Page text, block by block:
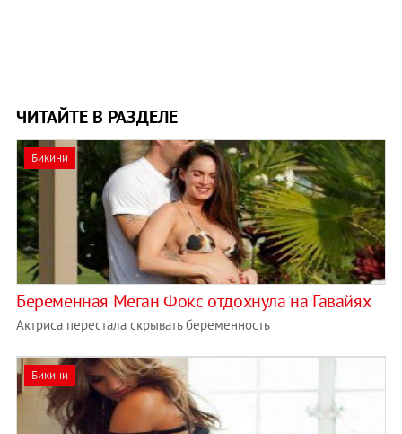
ЧИТАЙТЕ В РАЗДЕЛЕ
Бикини
Беременная Меган Фокс отдохнула на Гавайях
Актриса перестала скрывать беременность
Бикини